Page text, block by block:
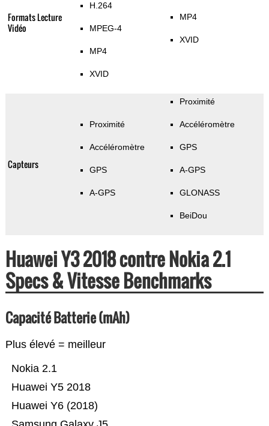
Formats Lecture
Vidéo
H.264
MPEG-4
MP4
XVID
MP4
XVID
Capteurs
Proximité
Accéléromètre
GPS
A-GPS
Proximité
Accéléromètre
GPS
A-GPS
GLONASS
BeiDou
Huawei Y3 2018 contre Nokia 2.1
Specs & Vitesse Benchmarks
Capacité Batterie (mAh)
Plus élevé = meilleur
Huawei Y6 (2018)
Huawei Y5 2018
Nokia 2.1